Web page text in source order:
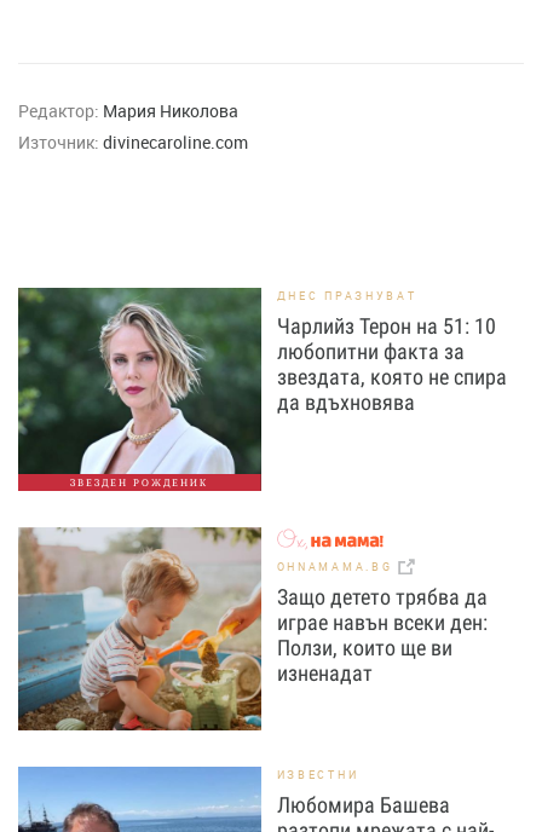
Редактор: Мария Николова
Източник: divinecaroline.com
ЗВЕЗДЕН РОЖДЕНИК
ДНЕС ПРАЗНУВАТ
Чарлийз Терон на 51: 10
любопитни факта за
звездата, която не спира
да вдъхновява
OHNAMAMA.BG
Защо детето трябва да
играе навън всеки ден:
Ползи, които ще ви
изненадат
ИЗВЕСТНИ
Любомира Башева